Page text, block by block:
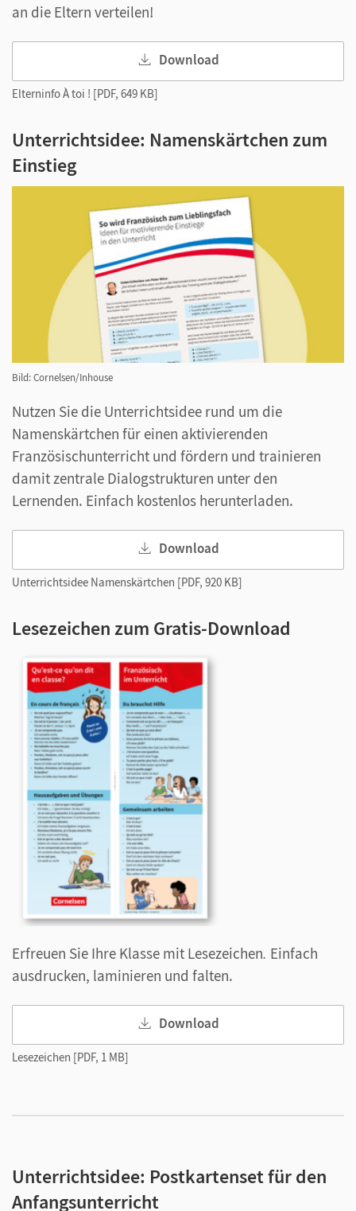
an die Eltern verteilen!
Download
Elterninfo À toi ! [PDF, 649 KB]
Unterrichtsidee: Namenskärtchen zum
Einstieg
Bild: Cornelsen/Inhouse
Nutzen Sie die Unterrichtsidee rund um die
Namenskärtchen für einen aktivierenden
Französischunterricht und fördern und trainieren
damit zentrale Dialogstrukturen unter den
Lernenden. Einfach kostenlos herunterladen.
Download
Unterrichtsidee Namenskärtchen [PDF, 920 KB]
Lesezeichen zum Gratis-Download
Erfreuen Sie Ihre Klasse mit Lesezeichen. Einfach
ausdrucken, laminieren und falten.
Download
Lesezeichen [PDF, 1 MB]
Unterrichtsidee: Postkartenset für den
Anfangsunterricht